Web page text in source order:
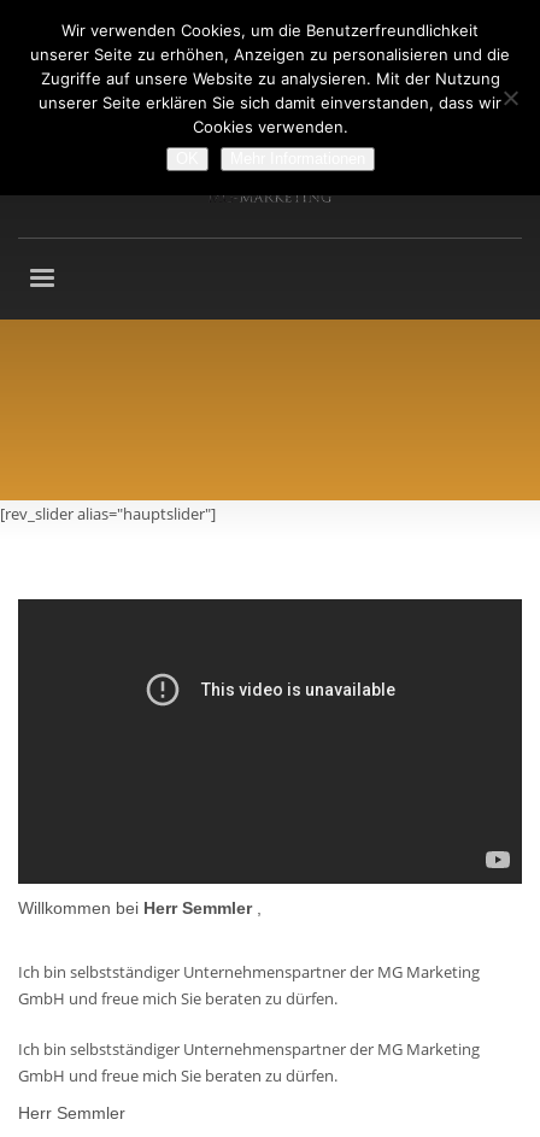
Fragen an: +49 (911) 2165 876
Mo-Fr: 9:00-13:00 Uhr
[rev_slider alias="hauptslider"]
Willkommen bei Herr Semmler
Ich bin selbstständiger Unternehmenspartner der MG Marketing
GmbH und freue mich Sie beraten zu dürfen.
Ich bin selbstständiger Unternehmenspartner der MG Marketing
GmbH und freue mich Sie beraten zu dürfen.
Herr Semmler
Wir verwenden Cookies, um die Benutzerfreundlichkeit
unserer Seite zu erhöhen, Anzeigen zu personalisieren und die
Zugriffe auf unsere Website zu analysieren. Mit der Nutzung
unserer Seite erklären Sie sich damit einverstanden, dass wir
Cookies verwenden.